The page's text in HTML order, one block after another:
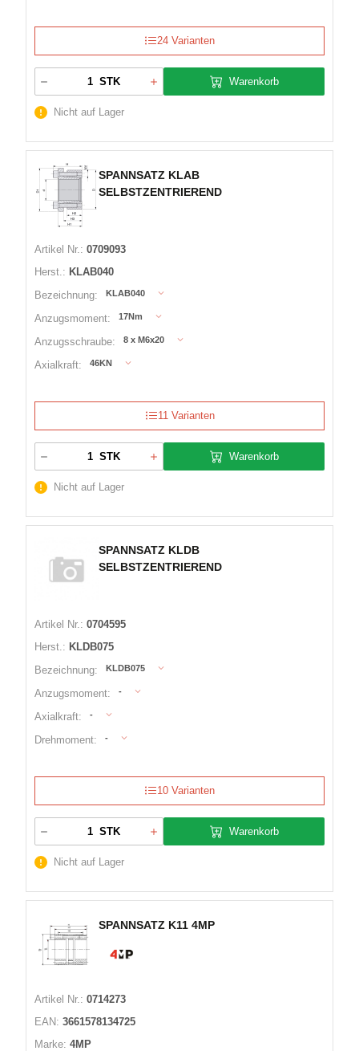
24 Varianten
STK Warenkorb
Nicht auf Lager
SPANNSATZ KLAB
SELBSTZENTRIEREND
Artikel Nr.: 0709093
Herst.: KLAB040
Bezeichnung:
KLAB040
Anzugsmoment: 17Nm
Anzugsschraube: 8 x M6x20
Axialkraft: 46KN
11 Varianten
STK Warenkorb
Nicht auf Lager
SPANNSATZ KLDB
SELBSTZENTRIEREND
Artikel Nr.: 0704595
Herst.: KLDB075
Bezeichnung:
KLDB075
Anzugsmoment: -
Axialkraft: -
Drehmoment: -
10 Varianten
STK Warenkorb
Nicht auf Lager
SPANNSATZ K11 4MP
Artikel Nr.: 0714273
EAN: 3661578134725
Marke: 4MP